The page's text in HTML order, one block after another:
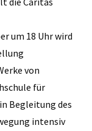
um 18 Uhr wird
von
für
Begleitung des
intensiv